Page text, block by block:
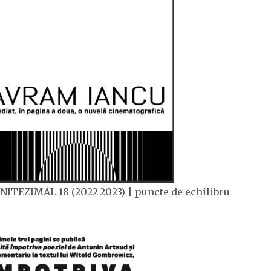
18 (2022-2023) | puncte de echilibru